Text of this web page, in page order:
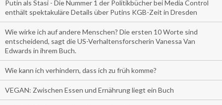
Putin als Stasi - Die Nummer 1 der Politikbücher bei Media Control
enthält spektakuläre Details über Putins KGB-Zeit in Dresden
Wie wirke ich auf andere Menschen? Die ersten 10 Worte sind
entscheidend, sagt die US-Verhaltensforscherin Vanessa Van
Edwards in ihrem Buch.
Wie kann ich verhindern, dass ich zu früh komme?
VEGAN: Zwischen Essen und Ernährung liegt ein Buch